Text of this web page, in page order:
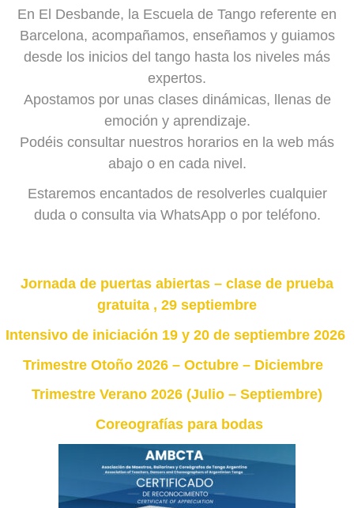
En El Desbande, la Escuela de Tango referente en
Barcelona, acompañamos, enseñamos y guiamos
desde los inicios del tango hasta los niveles más
expertos.
Apostamos por unas clases dinámicas, llenas de
emoción y aprendizaje.
Podéis consultar nuestros horarios en la web más
abajo o en cada nivel.
Estaremos encantados de resolverles cualquier
duda o consulta via WhatsApp o por teléfono.
Jornada de puertas abiertas – clase de prueba
gratuita , 29 septiembre
Intensivo de iniciación 19 y 20 de septiembre 2026
Trimestre Otoño 2026 – Octubre – Diciembre
Trimestre Verano 2026 (Julio – Septiembre)
Coreografías para bodas